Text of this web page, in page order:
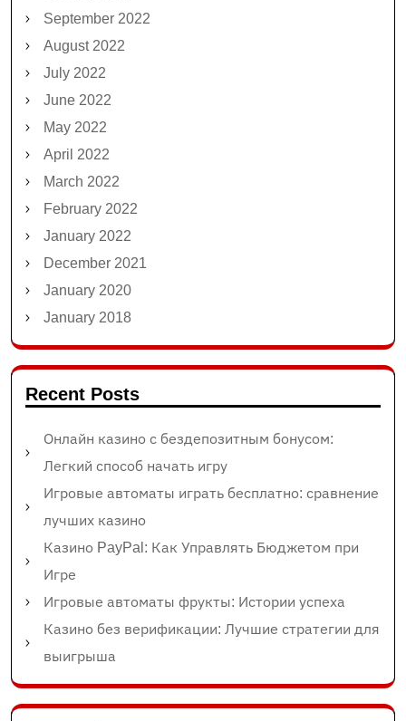
September 2022
August 2022
July 2022
June 2022
May 2022
April 2022
March 2022
February 2022
January 2022
December 2021
January 2020
January 2018
Recent Posts
Онлайн казино с бездепозитным бонусом:
Легкий способ начать игру
Игровые автоматы играть бесплатно: сравнение
лучших казино
Казино PayPal: Как Управлять Бюджетом при
Игре
Игровые автоматы фрукты: Истории успеха
Казино без верификации: Лучшие стратегии для
выигрыша